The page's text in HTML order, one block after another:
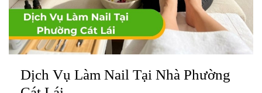
Dịch Vụ Làm Nail Tại Nhà Phường